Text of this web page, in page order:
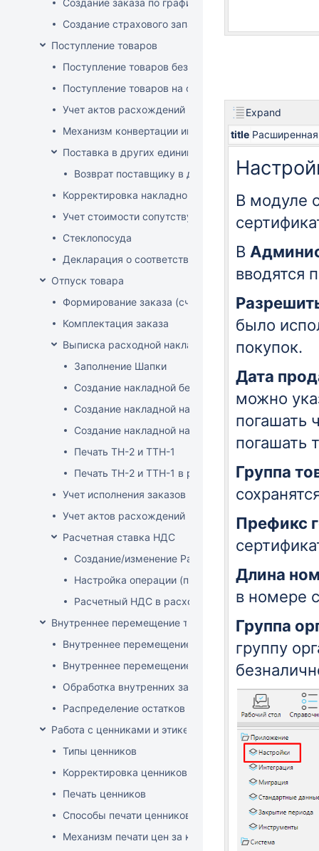
Создание заказа по графику
Создание страхового запаса
Поступление товаров
Поступление товаров без заказа
Поступление товаров на основе заказа
Учет актов расхождений при поступлении товаров
Механизм конвертации инвойсов из иностранной
Поставка в других единицах
Возврат поставщику в других единицах
Корректировка накладной (РФ)
Учет стоимости сопутствующих услуг в приходе
Стеклопосуда
Декларация о соответствии
Отпуск товара
Формирование заказа (счета-фактуры)
Комплектация заказа
Выписка расходной накладной
Заполнение Шапки
Создание накладной без заказа
Создание накладной на основе заказа
Создание накладной на основе документа ТСД
Печать ТН-2 и ТТН-1
Печать ТН-2 и ТТН-1 в розничных ценах
Учет исполнения заказов на продажу
Учет актов расхождений при отгрузке товара
Расчетная ставка НДС
Создание/изменение Расчетной ставки НДС
Настройка операции (продажа)
Расчетный НДС в расходных документах
Внутреннее перемещение товаров
Внутреннее перемещение через документ
Внутреннее перемещение через накладные (РБ)
Обработка внутренних заказов
Распределение остатков склада по заказам
Работа с ценниками и этикетками
Типы ценников
Корректировка ценников
Печать ценников
Способы печати ценников
Механизм печати цен за килограмм/литр товара
Expand
title
В модуле
В
вводятся
было
покупок.
Дата
можно
погашать
погашать
Группа
Префикс
Длина
в номере
Группа
группу